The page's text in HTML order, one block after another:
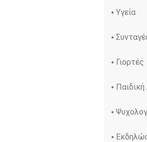
Υγεία
Γιορτές